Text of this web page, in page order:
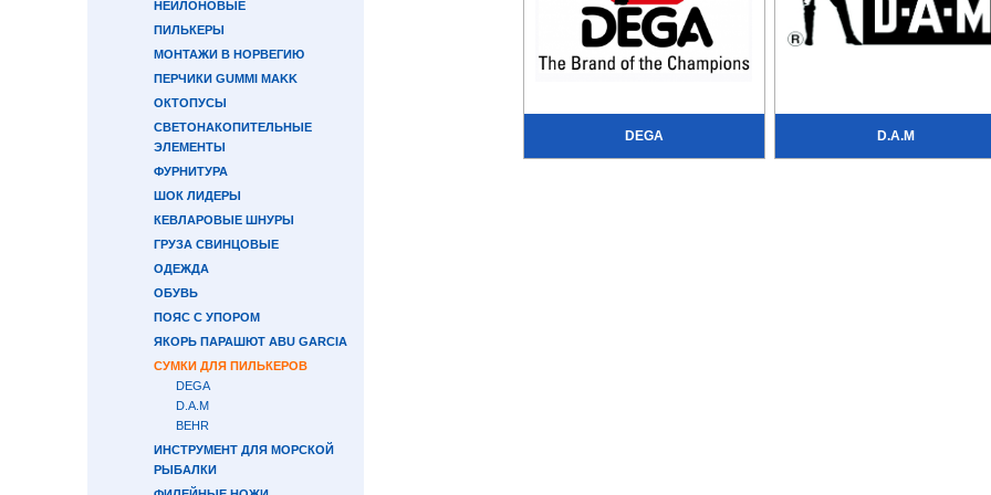
НЕЙЛОНОВЫЕ
ПИЛЬКЕРЫ
МОНТАЖИ В НОРВЕГИЮ
ПЕРЧИКИ GUMMI MAKK
ОКТОПУСЫ
СВЕТОНАКОПИТЕЛЬНЫЕ
ЭЛЕМЕНТЫ
ФУРНИТУРА
ШОК ЛИДЕРЫ
КЕВЛАРОВЫЕ ШНУРЫ
ГРУЗА СВИНЦОВЫЕ
ОДЕЖДА
ОБУВЬ
ПОЯС С УПОРОМ
ЯКОРЬ ПАРАШЮТ ABU GARCIA
СУМКИ ДЛЯ ПИЛЬКЕРОВ
DEGA
D.A.M
BEHR
ИНСТРУМЕНТ ДЛЯ МОРСКОЙ
РЫБАЛКИ
DEGA D.A.M